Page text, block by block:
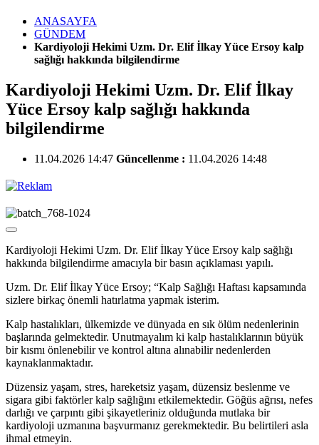
ANASAYFA
GÜNDEM
Kardiyoloji Hekimi Uzm. Dr. Elif İlkay Yüce Ersoy kalp
sağlığı hakkında bilgilendirme
Kardiyoloji Hekimi Uzm. Dr. Elif İlkay
Yüce Ersoy kalp sağlığı hakkında
bilgilendirme
11.04.2026 14:47 Güncellenme : 11.04.2026 14:48
Kardiyoloji Hekimi Uzm. Dr. Elif İlkay Yüce Ersoy kalp sağlığı
hakkında bilgilendirme amacıyla bir basın açıklaması yapılı.
Uzm. Dr. Elif İlkay Yüce Ersoy; “Kalp Sağlığı Haftası kapsamında
sizlere birkaç önemli hatırlatma yapmak isterim.
Kalp hastalıkları, ülkemizde ve dünyada en sık ölüm nedenlerinin
başlarında gelmektedir. Unutmayalım ki kalp hastalıklarının büyük
bir kısmı önlenebilir ve kontrol altına alınabilir nedenlerden
kaynaklanmaktadır.
Düzensiz yaşam, stres, hareketsiz yaşam, düzensiz beslenme ve
sigara gibi faktörler kalp sağlığını etkilemektedir. Göğüs ağrısı, nefes
darlığı ve çarpıntı gibi şikayetleriniz olduğunda mutlaka bir
kardiyoloji uzmanına başvurmanız gerekmektedir. Bu belirtileri asla
ihmal etmeyin.